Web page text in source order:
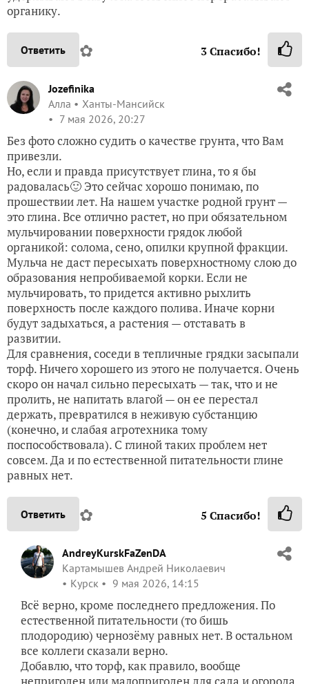
органику.
Ответить ✿ 3Спасибо!
Jozefinika
Алла
Ханты-Мансийск
7 мая 2026, 20:27
Без фото сложно судить о качестве грунта, что Вам
привезли.
Но, если и правда присутствует глина, то я бы
радовалась🙂 Это сейчас хорошо понимаю, по
прошествии лет. На нашем участке родной грунт —
это глина. Все отлично растет, но при обязательном
мульчировании поверхности грядок любой
органикой: солома, сено, опилки крупной фракции.
Мульча не даст пересыхать поверхностному слою до
образования непробиваемой корки. Если не
мульчировать, то придется активно рыхлить
поверхность после каждого полива. Иначе корни
будут задыхаться, а растения — отставать в
развитии.
Для сравнения, соседи в тепличные грядки засыпали
торф. Ничего хорошего из этого не получается. Очень
скоро он начал сильно пересыхать — так, что и не
пролить, не напитать влагой — он ее перестал
держать, превратился в неживую субстанцию
(конечно, и слабая агротехника тому
поспособствовала). С глиной таких проблем нет
совсем. Да и по естественной питательности глине
равных нет.
Ответить ✿ 5 Спасибо!
AndreyKurskFaZenDA
Картамышев Андрей Николаевич
Курск
9 мая 2026, 14:15
Всë верно, кроме последнего предложения. По
естественной питательности (то бишь
плодородию) чернозёму равных нет. В остальном
все коллеги сказали верно.
Добавлю, что торф, как правило, вообще